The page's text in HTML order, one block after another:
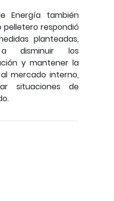
Energía también
pelletero respondió
planteadas,
a disminuir los
y mantener la
mercado interno,
situaciones de